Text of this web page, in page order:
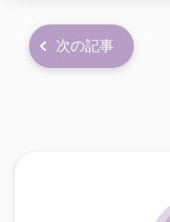
次の記事